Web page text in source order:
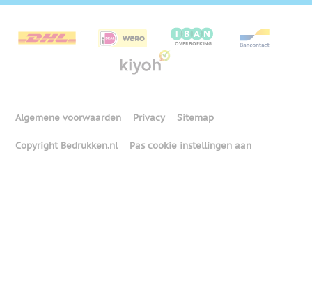
Algemene voorwaarden Privacy Sitemap
Copyright Bedrukken.nl Pas cookie instellingen aan